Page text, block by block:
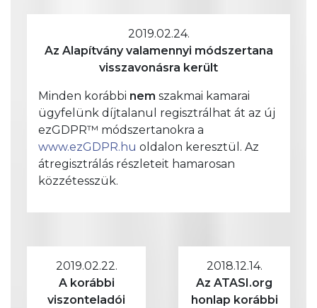
2019.02.24.
Az Alapítvány valamennyi módszertana
visszavonásra került
Minden korábbi nem szakmai kamarai
ügyfelünk díjtalanul regisztrálhat át az új
ezGDPR™ módszertanokra a
www.ezGDPR.hu oldalon keresztül. Az
átregisztrálás részleteit hamarosan
közzétesszük.
2019.02.22.
A korábbi
viszonteladói
2018.12.14.
Az ATASI.org
honlap korábbi